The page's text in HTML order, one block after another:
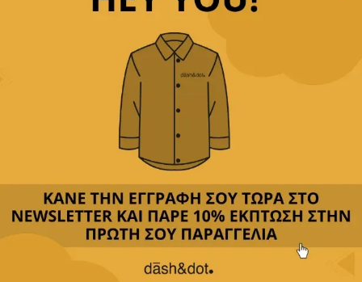
Παρέχουμε
δωρεάν μεταφορικά με αγορές άνω των
όλες τις πιστωτικές
Περιγραφή
Κριτικές(0)
Αποστολή & Επιστροφές